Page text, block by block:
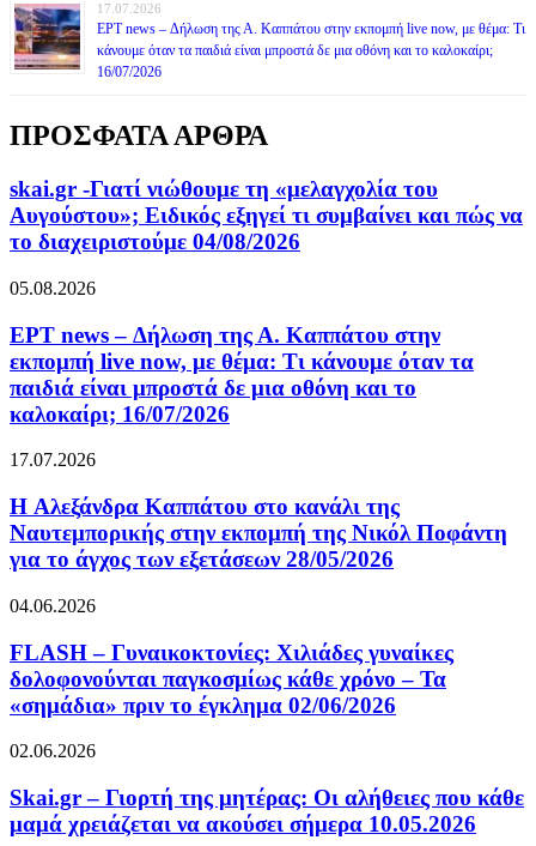
17.07.2026
ΕΡΤ news – Δήλωση της Α. Καππάτου στην εκπομπή live now, με θέμα: Τι
κάνουμε όταν τα παιδιά είναι μπροστά δε μια οθόνη και το καλοκαίρι;
16/07/2026
ΠΡΟΣΦΑΤΑ ΑΡΘΡΑ
skai.gr -Γιατί νιώθουμε τη «μελαγχολία του
Αυγούστου»; Ειδικός εξηγεί τι συμβαίνει και πώς να
το διαχειριστούμε 04/08/2026
05.08.2026
ΕΡΤ news – Δήλωση της Α. Καππάτου στην
εκπομπή live now, με θέμα: Τι κάνουμε όταν τα
παιδιά είναι μπροστά δε μια οθόνη και το
καλοκαίρι; 16/07/2026
17.07.2026
H Αλεξάνδρα Καππάτου στο κανάλι της
Ναυτεμπορικής στην εκπομπή της Νικόλ Ποφάντη
για το άγχος των εξετάσεων 28/05/2026
04.06.2026
FLASH – Γυναικοκτονίες: Χιλιάδες γυναίκες
δολοφονούνται παγκοσμίως κάθε χρόνο – Τα
«σημάδια» πριν το έγκλημα 02/06/2026
02.06.2026
Skai.gr – Γιορτή της μητέρας: Οι αλήθειες που κάθε
μαμά χρειάζεται να ακούσει σήμερα 10.05.2026